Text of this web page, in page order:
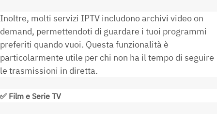
Inoltre, molti servizi IPTV includono archivi video on
demand, permettendoti di guardare i tuoi programmi
preferiti quando vuoi. Questa funzionalità è
particolarmente utile per chi non ha il tempo di seguire
le trasmissioni in diretta.
✅ Film e Serie TV